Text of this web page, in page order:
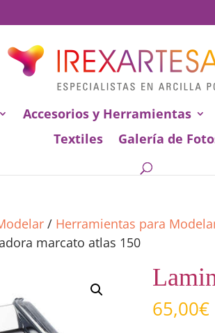
Accesorios y Herramientas
Textiles
Galería de
/ Herramientas para
marcato atlas 150
65,00€